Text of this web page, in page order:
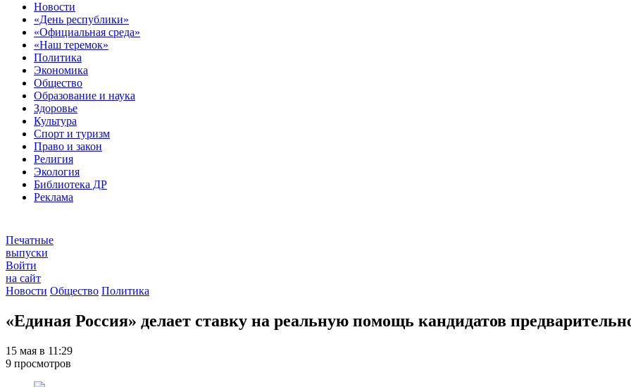
Новости
«День республики»
«Официальная среда»
«Наш теремок»
Политика
Экономика
Общество
Образование и наука
Здоровье
Культура
Спорт и туризм
Право и закон
Религия
Экология
Библиотека ДР
Реклама
Печатные
выпуски
Войти
на сайт
Новости Общество Политика
«Единая Россия» делает ставку на реальную помощь кандидатов
15 мая в 11:29
9 просмотров